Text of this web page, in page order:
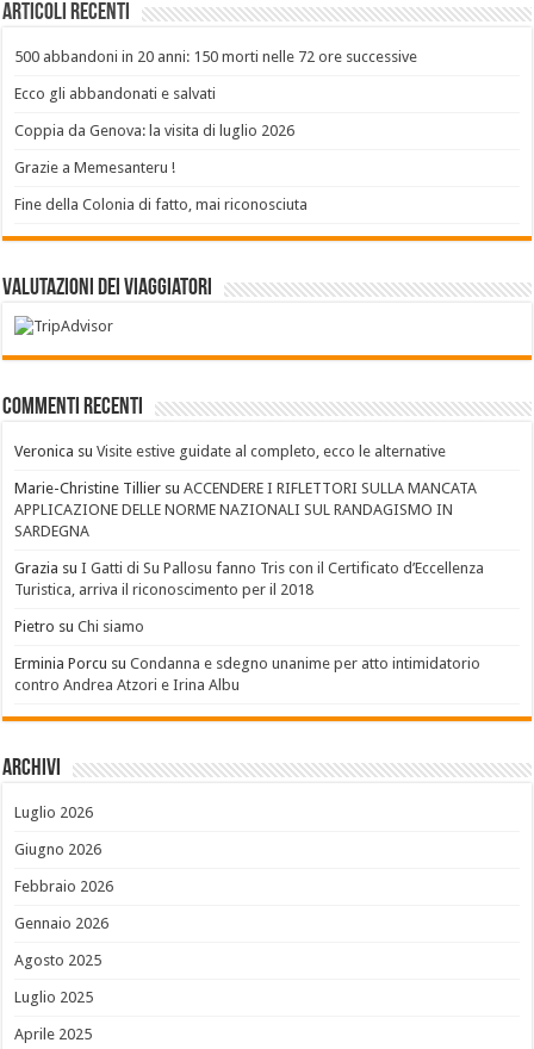
Articoli recenti
500 abbandoni in 20 anni: 150 morti nelle 72 ore successive
Ecco gli abbandonati e salvati
Coppia da Genova: la visita di luglio 2026
Grazie a Memesanteru !
Fine della Colonia di fatto, mai riconosciuta
Valutazioni dei Viaggiatori
Commenti recenti
Veronica suVisite estive guidate al completo, ecco le alternative
Marie-Christine Tillier suACCENDERE I RIFLETTORI SULLA MANCATA
APPLICAZIONE DELLE NORME NAZIONALI SUL RANDAGISMO IN
SARDEGNA
Grazia suI Gatti di Su Pallosu fanno Tris con il Certificato d’Eccellenza
Turistica, arriva il riconoscimento per il 2018
Pietro suChi siamo
Erminia Porcu suCondanna e sdegno unanime per atto intimidatorio
contro Andrea Atzori e Irina Albu
Archivi
Luglio 2026
Giugno 2026
Febbraio 2026
Gennaio 2026
Agosto 2025
Luglio 2025
Aprile 2025